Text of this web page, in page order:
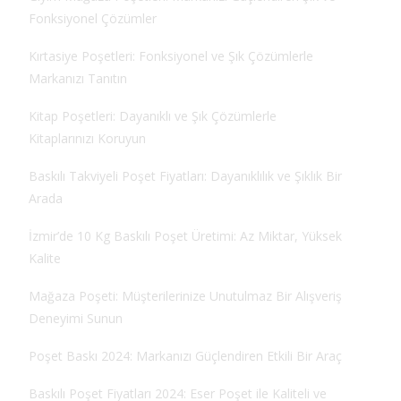
Fonksiyonel Çözümler
Kırtasiye Poşetleri: Fonksiyonel ve Şık Çözümlerle
Markanızı Tanıtın
Kitap Poşetleri: Dayanıklı ve Şık Çözümlerle
Kitaplarınızı Koruyun
Baskılı Takviyeli Poşet Fiyatları: Dayanıklılık ve Şıklık Bir
Arada
İzmir’de 10 Kg Baskılı Poşet Üretimi: Az Miktar, Yüksek
Kalite
Mağaza Poşeti: Müşterilerinize Unutulmaz Bir Alışveriş
Deneyimi Sunun
Poşet Baskı 2024: Markanızı Güçlendiren Etkili Bir Araç
Baskılı Poşet Fiyatları 2024: Eser Poşet ile Kaliteli ve